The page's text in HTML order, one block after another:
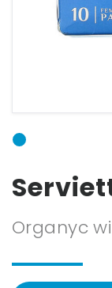
Organyc